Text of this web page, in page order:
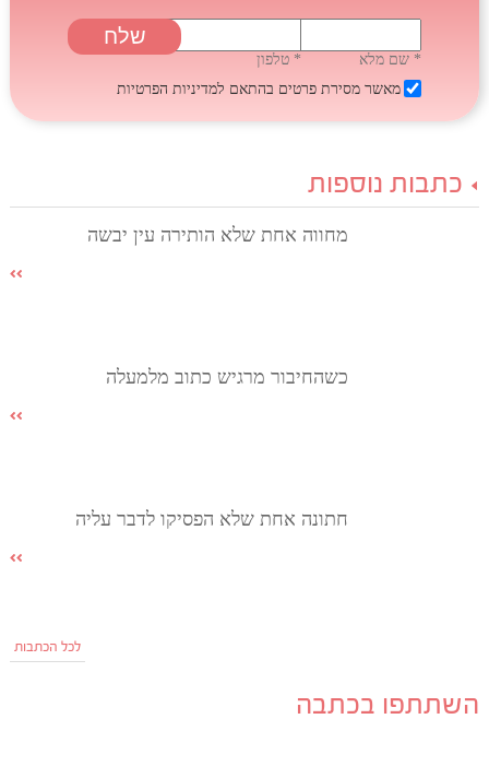
* שם מלא
* טלפון
מאשר מסירת פרטים בהתאם למדיניות הפרטיות
כתבות נוספות
מחווה אחת שלא הותירה עין יבשה
כשהחיבור מרגיש כתוב מלמעלה
חתונה אחת שלא הפסיקו לדבר עליה
לכל הכתבות
השתתפו בכתבה